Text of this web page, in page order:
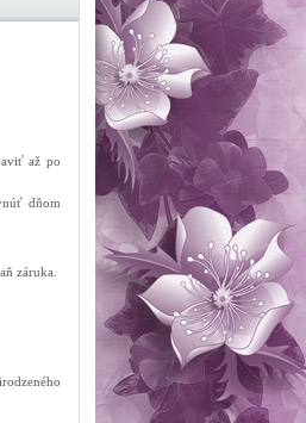
až po
dňom
záruka.